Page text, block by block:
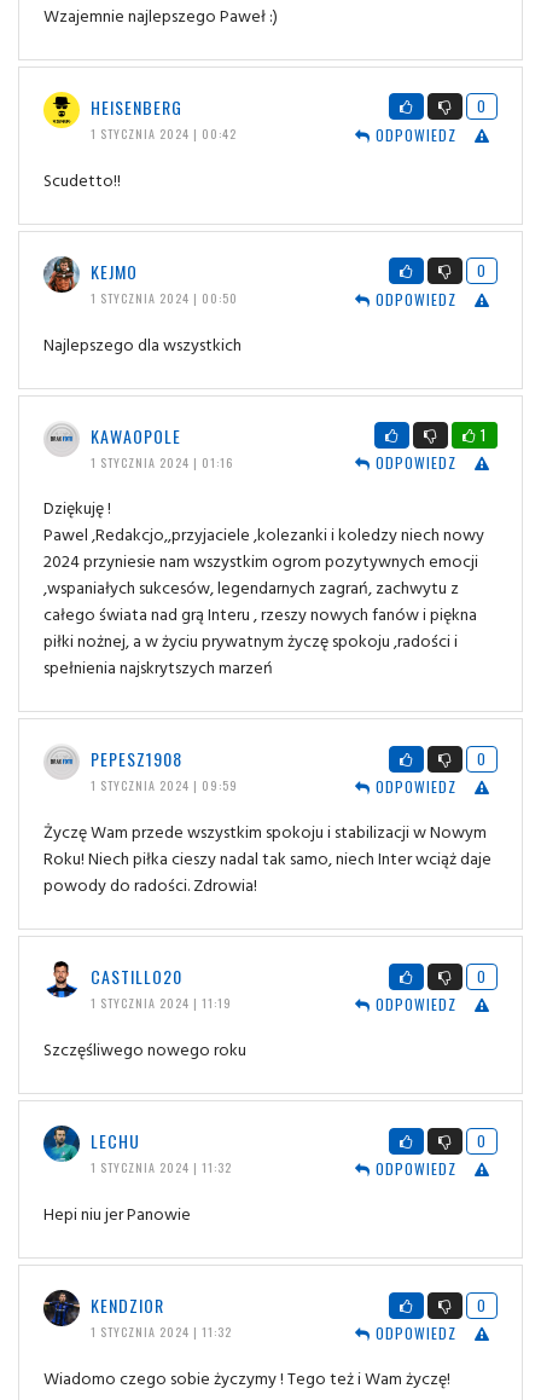
Wzajemnie najlepszego Paweł :)
HEISENBERG
1 STYCZNIA 2024 | 00:42
0
ODPOWIEDZ
Scudetto!!
KEJMO
1 STYCZNIA 2024 | 00:50
0
ODPOWIEDZ
Najlepszego dla wszystkich
KAWAOPOLE
1 STYCZNIA 2024 | 01:16
1
ODPOWIEDZ
Dziękuję !
Pawel ,Redakcjo,,przyjaciele ,kolezanki i koledzy niech nowy
2024 przyniesie nam wszystkim ogrom pozytywnych emocji
,wspaniałych sukcesów, legendarnych zagrań, zachwytu z
całego świata nad grą Interu , rzeszy nowych fanów i piękna
piłki nożnej, a w życiu prywatnym życzę spokoju ,radości i
spełnienia najskrytszych marzeń
PEPESZ1908
1 STYCZNIA 2024 | 09:59
0
ODPOWIEDZ
Życzę Wam przede wszystkim spokoju i stabilizacji w Nowym
Roku! Niech piłka cieszy nadal tak samo, niech Inter wciąż daje
powody do radości. Zdrowia!
CASTILLO20
1 STYCZNIA 2024 | 11:19
0
ODPOWIEDZ
Szczęśliwego nowego roku
LECHU
1 STYCZNIA 2024 | 11:32
0
ODPOWIEDZ
Hepi niu jer Panowie
KENDZIOR
1 STYCZNIA 2024 | 11:32
0
ODPOWIEDZ
Wiadomo czego sobie życzymy ! Tego też i Wam życzę!